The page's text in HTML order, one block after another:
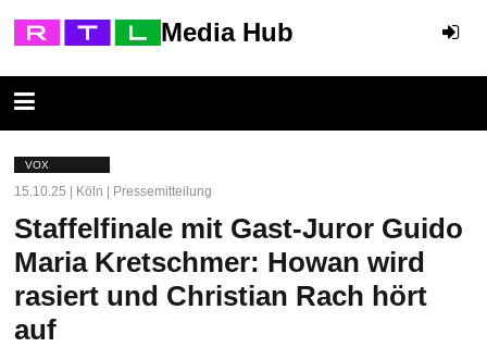
Media Hub
VOX
15.10.25 | Köln | Pressemitteilung
Staffelfinale mit Gast-Juror Guido
Maria Kretschmer: Howan wird
rasiert und Christian Rach hört
auf